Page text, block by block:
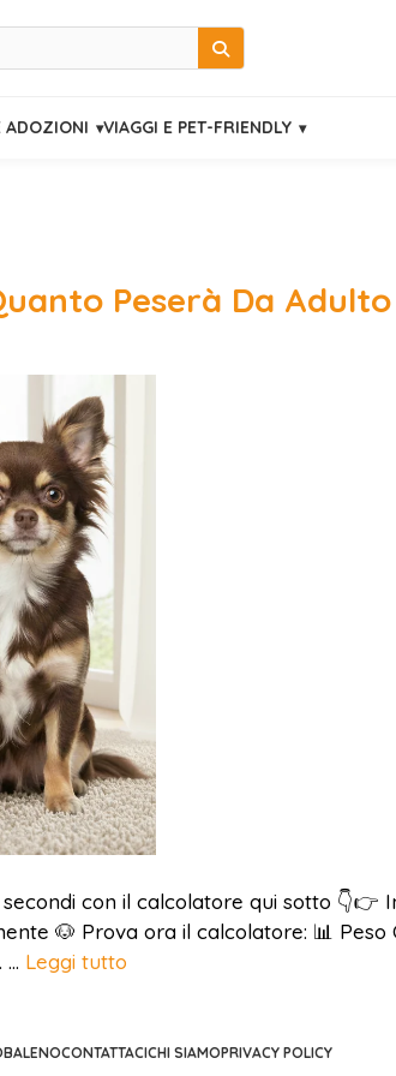
Cerca
ADOZIONI VIAGGI E PET-FRIENDLY
Peserà Da Adulto
con il calcolatore qui sotto 👇👉
🐶 Prova ora il calcolatore: 📊 Peso
… Leggi tutto
CONTATTACICHI SIAMOPRIVACY POLICY